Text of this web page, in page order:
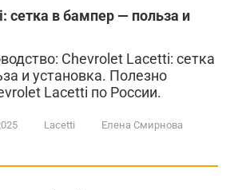
сетка в бампер — польза и
Chevrolet Lacetti: сетка
и установка. Полезно
Lacetti по России.
Lacetti Елена Смирнова